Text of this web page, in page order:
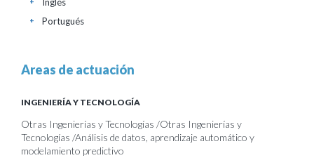
Portugués
+
Areas de actuación
INGENIERÍA Y TECNOLOGÍA
Otras Ingenierías y Tecnologías /Otras Ingenierías y
Tecnologías /Análisis de datos, aprendizaje automático y
modelamiento predictivo